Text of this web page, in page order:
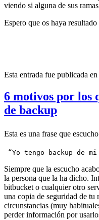
viendo si alguna de sus
Espero que os haya
Esta entrada fue publicada en
6 motivos por los
de backup
Esta es una frase que
“Yo tengo backup de
Siempre que la escucho
la persona que la ha dicho.
bitbucket o cualquier otro
una copia de seguridad de tu
circunstancias (muy
perder información por